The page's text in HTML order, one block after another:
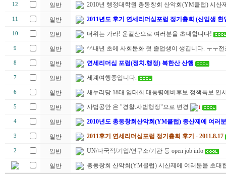
12 일반 2010년 행정대학원 총동창회 산악회(YM클럽) 시산
11 일반 2011년도 후기 연세리더십포럼 정기총회 (신입생
10 일반 더위는 가라! 운길산으로 여러분을 초대합니다!
9 일반 ^^내년 초에 사회문화 첫 졸업생이 생깁니다. ㅜㅜ
8 일반 연세리더십 포럼(정치.행정) 북한산 산행
7 일반 세계여행중입니다.
6 일반 새누리당 18대 임태희 대통령예비후보 정책특보 인
5 일반 사법공안 은 "경찰.사법행정"으로 변경 1
4 일반 2010년도 총동창회산악회(YM클럽) 종산제에 여러
3 일반 2011후기 연세리더십포럼 정기총회 후기 - 2011.8.17
2 일반 UN/다국적/기업/연구소/기관 등 open job info
일반 총동창회 산악회(YM클럽) 시산제에 여러분을 초대